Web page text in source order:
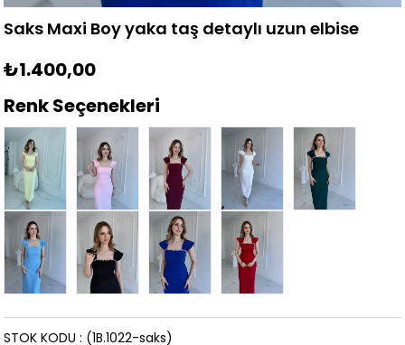
Saks Maxi Boy yaka taş detaylı uzun elbise
₺1.400,00
Renk Seçenekleri
(1B.1022-saks)
STOK KODU